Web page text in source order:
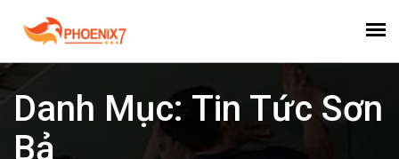
Danh Mục: Tin Tức Sơn
Bả